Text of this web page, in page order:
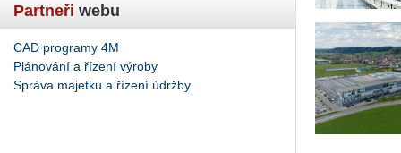
Partneři webu
CAD programy 4M
Plánování a řízení výroby
Správa majetku a řízení údržby